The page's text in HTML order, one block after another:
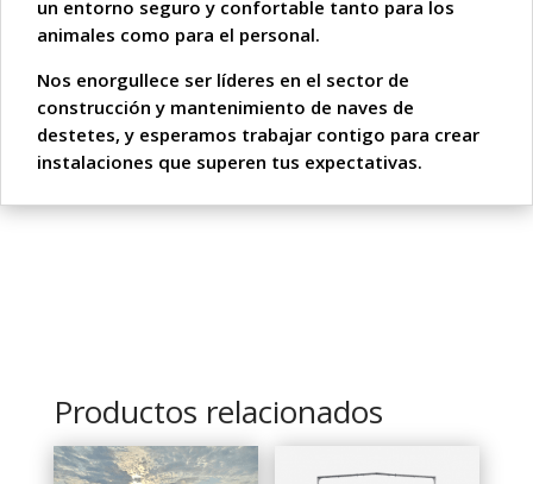
un entorno seguro y confortable tanto para los
animales como para el personal.
Nos enorgullece ser líderes en el sector de
construcción y mantenimiento de naves de
destetes, y esperamos trabajar contigo para crear
instalaciones que superen tus expectativas.
Productos relacionados